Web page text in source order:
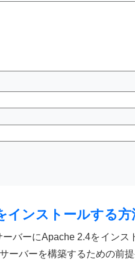
インストールする方
ーバーにApache 2.4をインス
ーバーを構築するための前